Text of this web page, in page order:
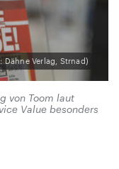
Dähne Verlag, Strnad)
von Toom laut
Value besonders